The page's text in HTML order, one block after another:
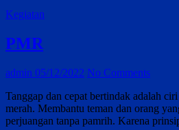
Kegiatan
PMR
admin 05/12/2022 No Comments
Tanggap dan cepat bertindak adalah
merah. Membantu teman dan orang
perjuangan tanpa pamrih. Karena